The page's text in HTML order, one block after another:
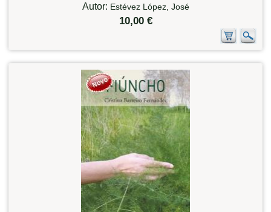
Autor: Estévez López, José
10,00 €